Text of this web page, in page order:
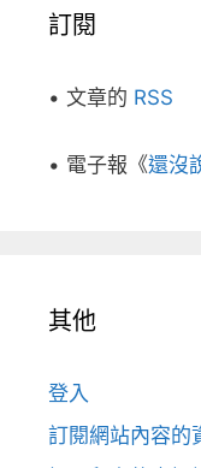
訂閱
• 文章的 RSS
• 電子報《還沒
其他
登入
訂閱網站內容的